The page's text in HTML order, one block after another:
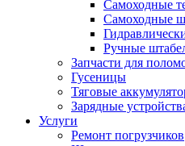
Самоходные
Самоходные
Ручные
Запчасти для
Гусеницы
Тяговые
Зарядные
Услуги
Ремонт погрузчиков